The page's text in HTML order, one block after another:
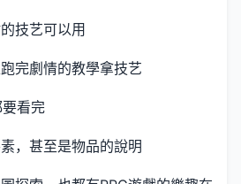
技艺可以用
完劇情的教學拿技艺
看完
，甚至是物品的說明